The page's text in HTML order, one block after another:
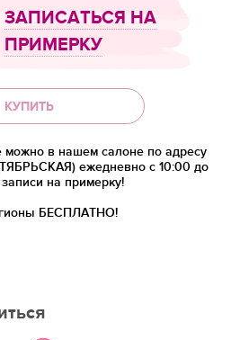
ЗАПИСАТЬСЯ НА
ПРИМЕРКУ
КУПИТЬ
можно в нашем салоне по адресу
ежедневно с 10:00 до
на примерку!
БЕСПЛАТНО!